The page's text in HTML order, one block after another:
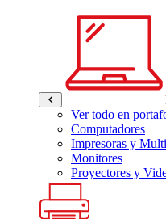
Ver todo en
Computadores
Impresoras y
Monitores
Proyectores y